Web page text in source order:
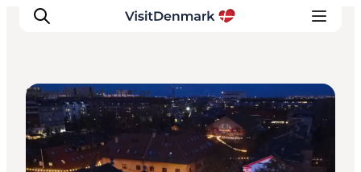
Inspiration
Destinationer
Sport og aktiviteter